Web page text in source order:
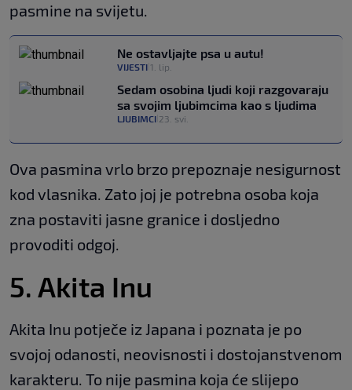
pasmine na svijetu.
Ne ostavljajte psa u autu!
VIJESTI 1. lip.
Sedam osobina ljudi koji razgovaraju
sa svojim ljubimcima kao s ljudima
LJUBIMCI 23. svi.
Ova pasmina vrlo brzo prepoznaje nesigurnost
kod vlasnika. Zato joj je potrebna osoba koja
zna postaviti jasne granice i dosljedno
provoditi odgoj.
5. Akita Inu
Akita Inu potječe iz Japana i poznata je po
svojoj odanosti, neovisnosti i dostojanstvenom
karakteru. To nije pasmina koja će slijepo